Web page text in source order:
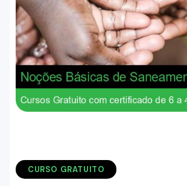
CURSO GRATUITO